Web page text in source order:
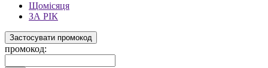
Щомісяця
ЗА РІК
Застосувати промокод
промокод: